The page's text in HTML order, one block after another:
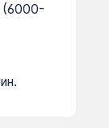
(6000-